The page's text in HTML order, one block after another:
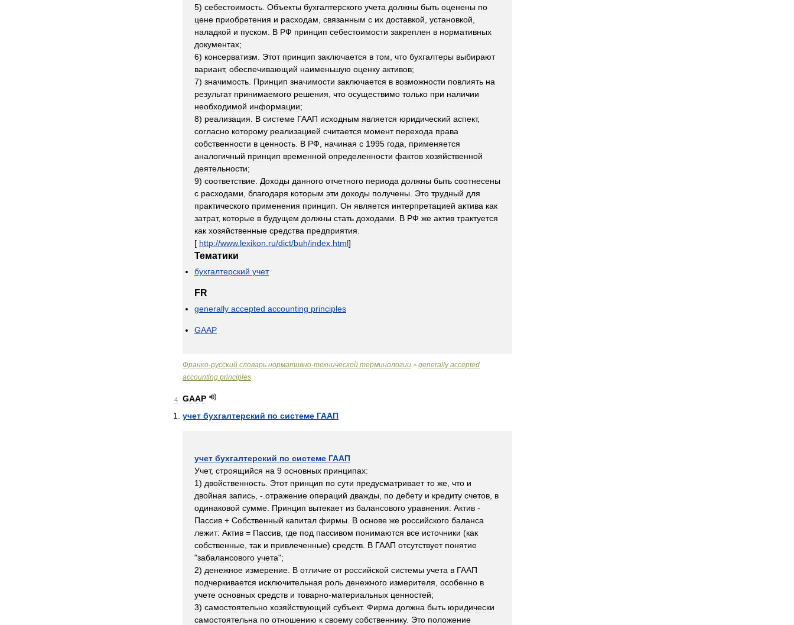
5) себестоимость Объекты бухгалтерского учета должны быть оценены по
цене приобретения и расходам связанным с их доставкой установкой
наладкой и пуском В РФ принцип себестоимости закреплен в нормативных
документах;
6) консерватизм Этот принцип заключается в том что бухгалтеры выбирают
вариант, обеспечивающий наименьшую оценку активов;
7) значимость Принцип значимости заключается в возможности повлиять на
результат принимаемого решения что осуществимо только при наличии
необходимой информации;
8) реализация В системе ГААП исходным является юридический аспект,
согласно которому реализацией считается момент перехода права
собственности в ценность В РФ начиная с 1995 года
применяется
аналогичный принцип временной определенности фактов хозяйственной
деятельности;
9) соответствие Доходы данного отчетного периода должны быть соотнесены
с расходами благодаря которым эти доходы получены Это трудный для
практического применения принцип Он является интерпретацией актива как
затрат, которые в будущем должны стать доходами В РФ же актив трактуется
как хозяйственные средства предприятия
[ http://www. lexikon ru/dict/buh/index html]
Тематики
бухгалтерский учет
FR
generally accepted accounting principles
GAAP
Франко-русский словарь нормативно-технической терминологии > generally accepted
accounting principles
4
GAAP
учет бухгалтерский по системе ГААП
учет бухгалтерский по системе ГААП
Учет, строящийся на 9 основных принципах:
1) двойственность Этот принцип по сути предусматривает то же что и
двойная запись , -. отражение операций дважды по дебету и кредиту счетов в
одинаковой сумме Принцип вытекает из балансового уравнения: Актив -
Пассив + Собственный капитал фирмы В основе же российского баланса
лежит: Актив = Пассив где под пассивом понимаются все источники (как
собственные так и привлеченные) средств В ГААП отсутствует понятие
"забалансового учета";
2) денежное измерение В отличие от российской системы учета в ГААП
подчеркивается исключительная роль денежного измерителя особенно в
учете основных средств и товарно-материальных ценностей;
3) самостоятельно хозяйствующий субъект. Фирма должна быть юридически
самостоятельна по отношению к своему собственнику. Это положение